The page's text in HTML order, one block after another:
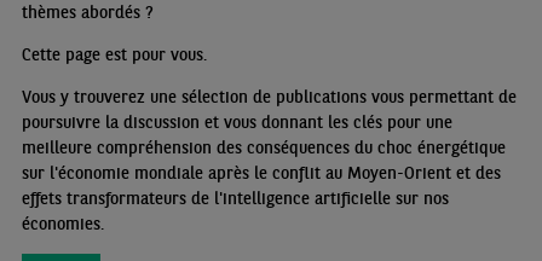
thèmes abordés?
Cette page est pour vous.
Vous y trouverez une sélection de publications vous permettant de
poursuivre la discussion et vous donnant les clés pour une
meilleure compréhension des conséquences du choc énergétique
sur l'économie mondiale après le conflit au Moyen-Orient et des
effets transformateurs de l'intelligence artificielle sur nos
économies.